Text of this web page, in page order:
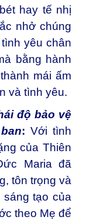
hay tế nhị
nhở chúng
yêu chân
bằng hành
mái ấm
và tình yêu.
độ bảo vệ
: Với tình
của Thiên
Maria đã
tôn trọng và
tạo của
theo Mẹ để